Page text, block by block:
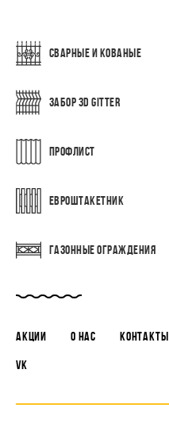
СВАРНЫЕ И КОВАНЫЕ
ЗАБОР 3D GITTER
ПРОФЛИСТ
ЕВРОШТАКЕТНИК
ГАЗОННЫЕ ОГРАЖДЕНИЯ
АКЦИИ О НАС КОНТАКТЫ
VK